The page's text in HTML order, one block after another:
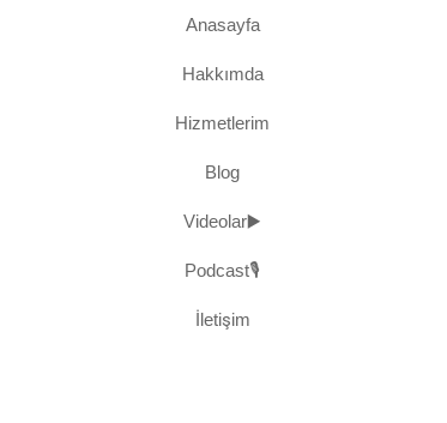
Anasayfa
Hakkımda
Hizmetlerim
Blog
Videolar▶️
Podcast🎙️
İletişim